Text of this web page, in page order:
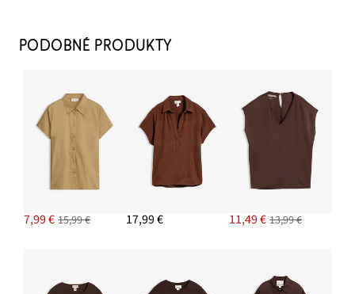
Strečové džínsy, Straight, Mid Waist
PRIDAŤ DO KOŠÍKA
25,99 €
PRIDAŤ DO KOŠÍKA
PODOBNÉ PRODUKTY
7,99 € 15,99 € 17,99 € 11,49 € 13,99 €